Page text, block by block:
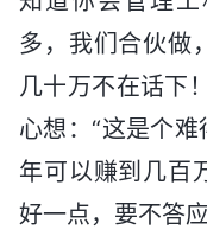
多，我们合伙做
几十万不在话下
心想：“这是个
年可以赚到几百
好一点，要不答